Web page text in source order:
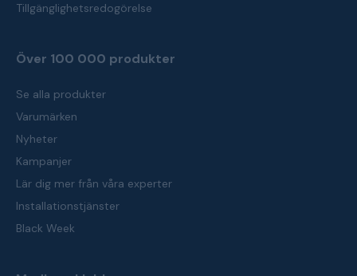
Tillgänglighetsredogörelse
Över 100 000 produkter
Se alla produkter
Varumärken
Nyheter
Kampanjer
Lär dig mer från våra experter
Installationstjänster
Black Week